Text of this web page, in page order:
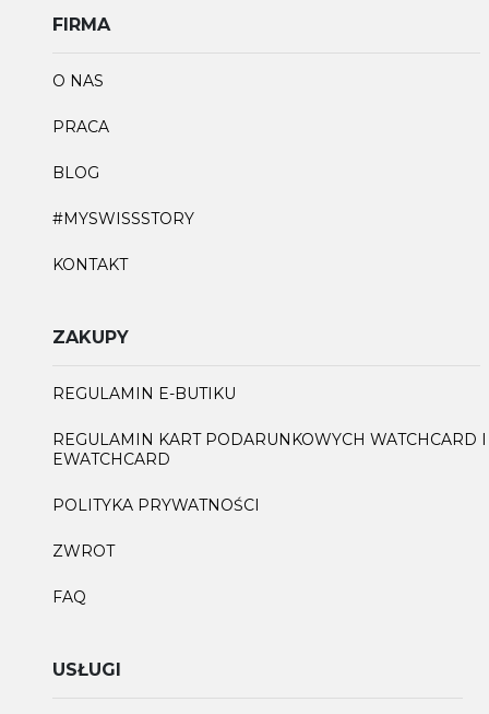
FIRMA
O NAS
PRACA
BLOG
#MYSWISSSTORY
KONTAKT
ZAKUPY
REGULAMIN E-BUTIKU
REGULAMIN KART PODARUNKOWYCH WATCHCARD I
EWATCHCARD
POLITYKA PRYWATNOŚCI
ZWROT
FAQ
USŁUGI